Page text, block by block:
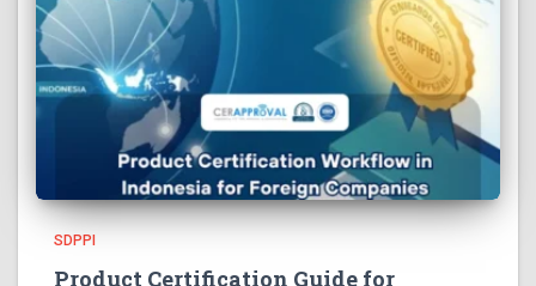
SDPPI
Product Certification Guide for